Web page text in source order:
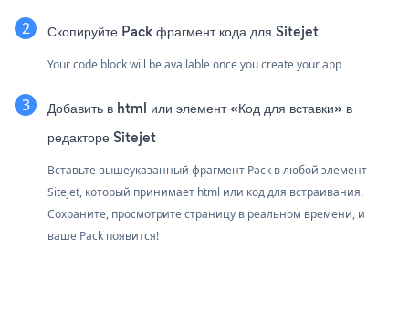
Скопируйте Pack фрагмент кода для Sitejet
Your code block will be available once you create your app
Добавить в html или элемент «Код для вставки» в
редакторе Sitejet
Вставьте вышеуказанный фрагмент Pack в любой элемент
Sitejet, который принимает html или код для встраивания.
Сохраните, просмотрите страницу в реальном времени, и
ваше Pack появится!